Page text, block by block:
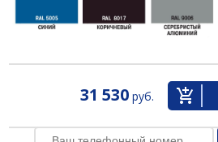
31 530 руб.